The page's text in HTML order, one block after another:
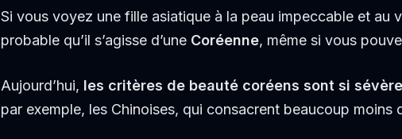
Si vous voyez une fille asiatique à la peau impeccable et au
probable qu’il s’agisse d’une Coréenne, même si vous
Aujourd’hui, les critères de beauté coréens sont si
par exemple, les Chinoises, qui consacrent beaucoup moins